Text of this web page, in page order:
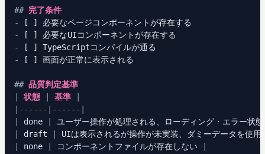
## 完了条件
-
-
-
-
## 品質判定基準
状態 基準
------ ------
done
ユーザー操作が処理される、ローディング・エラー状
draft
UIは表示されるが操作が未実装、ダミーデータを使
none コンポーネントファイルが存在しない